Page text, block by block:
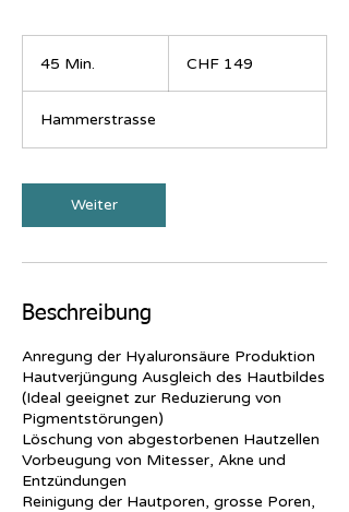
45 Min.
i
n
Franken
CHF 149
Hammerstrasse
Weiter
Beschreibung
Anregung der Hyaluronsäure Produktion
Hautverjüngung Ausgleich des Hautbildes
(Ideal geeignet zur Reduzierung von
Pigmentstörungen)
Löschung von abgestorbenen Hautzellen
Vorbeugung von Mitesser, Akne und
Entzündungen
Reinigung der Hautporen, grosse Poren,